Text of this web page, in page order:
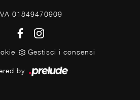
01849470909
Gestisci i consensi
by